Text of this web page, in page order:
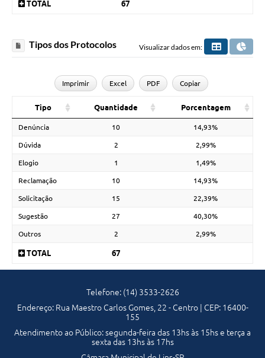
TOTAL 67
Tipos dos Protocolos Visualizar dados em:
Imprimir Excel PDF Copiar
Tipo Quantidade Porcentagem
Denúncia 10 14,93%
Dúvida 2 2,99%
Elogio 1 1,49%
Reclamação 10 14,93%
Solicitação 15 22,39%
Sugestão 27 40,30%
Outros 2 2,99%
TOTAL 67
Telefone: (14) 3533-2626
Endereço: Rua Maestro Carlos Gomes, 22 - Centro | CEP: 16400-
155
Atendimento ao Público: segunda-feira das 13hs às 15hs e terça a
sexta das 13hs às 17hs